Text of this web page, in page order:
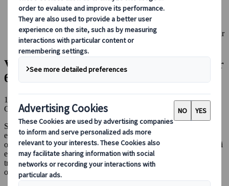
Japanspecialist
Consigli di viaggio per ogni stagione
Viaggio organizzato in Giappone per over 60: i 3 migliori tour
Japanspecialist
Viaggio organizzato in Giappone per over
60: i 3 migliori tour Japanspecialist
10 mar 2026
Consigli di viaggio per ogni stagione
Se stai pensando a un viaggio in Giappone e ti chiedi se l’età possa
essere un limite, la risposta è semplice: no. Con la giusta
organizzazione, il Giappone è una delle destinazioni più affascinanti
e confortevoli da vivere anche dopo i 60 anni. Tra città iconiche,
tradizioni millenarie e paesaggi sempre diversi, ogni viaggio
organizzato in Giappone diventa un’esperienza ricca di scoperte.